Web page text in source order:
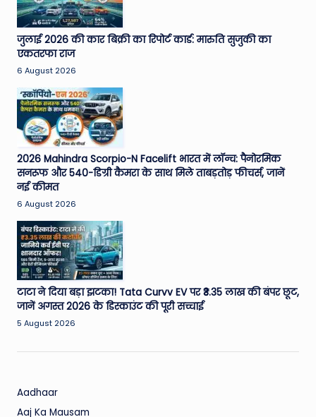
d
T
h
W
o
rl
d
जुलाई 2026 की कार बिक्री का रिपोर्ट कार्ड: मारुति सुजुकी का
एकतरफा राज
6 August 2026
2026 Mahindra Scorpio-N Facelift भारत में लॉन्च: पैनोरमिक
सनरूफ और 540-डिग्री कैमरा के साथ मिले ताबड़तोड़ फीचर्स, जानें
नई कीमत
6 August 2026
टाटा ने दिया बड़ा झटका! Tata Curvv EV पर ₹3.35 लाख की बंपर छूट,
जानें अगस्त 2026 के डिस्काउंट की पूरी सच्चाई
5 August 2026
Aadhaar
Aaj Ka Mausam